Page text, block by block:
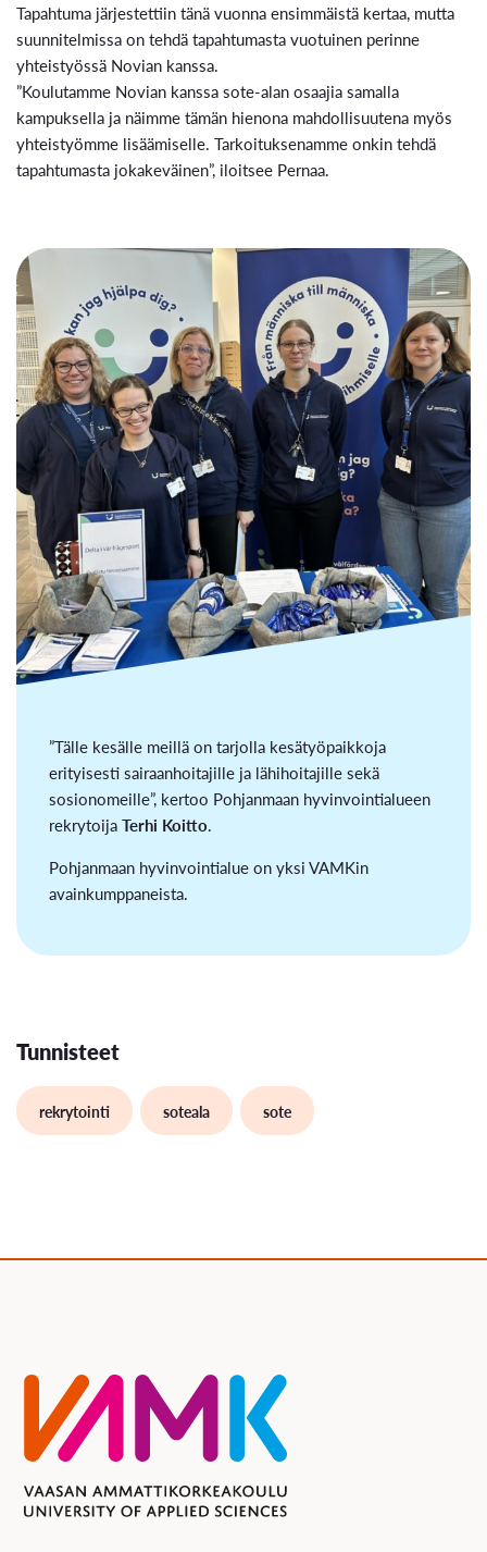
Tapahtuma järjestettiin tänä vuonna ensimmäistä kertaa, mutta
suunnitelmissa on tehdä tapahtumasta vuotuinen perinne
yhteistyössä Novian kanssa.
”Koulutamme Novian kanssa sote-alan osaajia samalla
kampuksella ja näimme tämän hienona mahdollisuutena myös
yhteistyömme lisäämiselle. Tarkoituksenamme onkin tehdä
tapahtumasta jokakeväinen”, iloitsee Pernaa.
”Tälle kesälle meillä on tarjolla kesätyöpaikkoja
erityisesti sairaanhoitajille ja lähihoitajille sekä
sosionomeille”, kertoo Pohjanmaan hyvinvointialueen
rekrytoijaTerhi Koitto.
Pohjanmaan hyvinvointialue on yksi VAMKin
avainkumppaneista.
Tunnisteet
rekrytointi soteala sote